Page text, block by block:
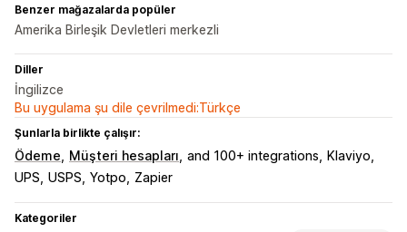
Benzer mağazalarda popüler
Amerika Birleşik Devletleri merkezli
Diller
İngilizce
Bu uygulama şu dile çevrilmedi:Türkçe
Şunlarla birlikte çalışır:
Ödeme Müşteri hesapları and 100+ integrations
Klaviyo
UPS USPS Yotpo Zapier
Kategoriler